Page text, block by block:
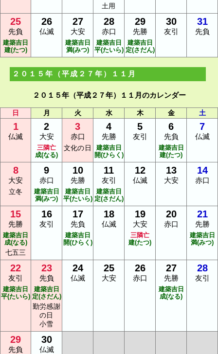
土用
25
先負
建築吉日
建(たつ)
26
仏滅
27
大安
建築吉日
満(みつ)
28
赤口
建築吉日
平(たいら)
29
先勝
建築吉日
定(さだん)
30
友引
31
先負
２０１５年（平成２７年）１１月
２０１５年（平成２７年）１１月のカレンダー
日 月 火 水 木 金 土
1
仏滅
2
大安
三隣亡
成(なる)
3
赤口
文化の日
4
先勝
建築吉日
開(ひらく)
5
友引
6
先負
建築吉日
建(たつ)
7
仏滅
8
大安
立冬
9
赤口
建築吉日
満(みつ)
10
先勝
建築吉日
平(たいら)
11
友引
建築吉日
定(さだん)
12
仏滅
13
大安
14
赤口
15
先勝
建築吉日
成(なる)
七五三
16
友引
17
先負
建築吉日
開(ひらく)
18
仏滅
19
大安
三隣亡
建(たつ)
20
赤口
21
先勝
建築吉日
満(みつ)
22
友引
建築吉日
平(たいら)
23
先負
建築吉日
定(さだん)
勤労感謝
の日
小雪
24
仏滅
25
大安
26
赤口
27
先勝
建築吉日
成(なる)
28
友引
29
先負
30
仏滅